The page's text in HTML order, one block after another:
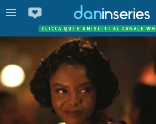
CLICCA QUI E UNISCITI AL CANALE